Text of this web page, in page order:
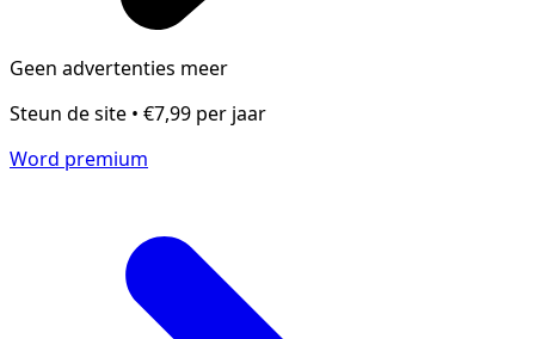
Geen advertenties meer
Steun de site • €7,99 per jaar
Word premium